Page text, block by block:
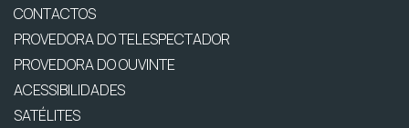
CONTACTOS
PROVEDORA DO TELESPECTADOR
PROVEDORA DO OUVINTE
ACESSIBILIDADES
SATÉLITES